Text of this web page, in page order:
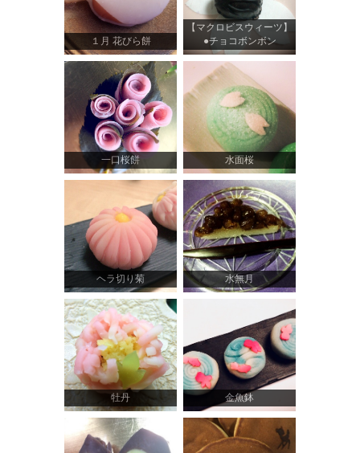
１月 花びら餅
【マクロビスウィーツ】
●チョコボンボン
一口桜餅 水面桜
ヘラ切り菊 水無月
牡丹 金魚鉢